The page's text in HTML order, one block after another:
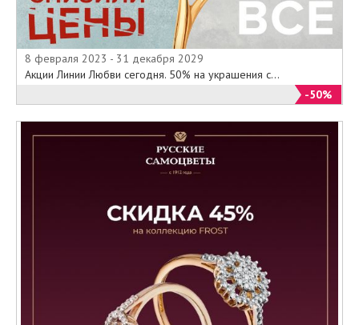
8 февраля 2023 - 31 декабря 2029
Акции Линии Любви сегодня. 50% на украшения с...
-50%